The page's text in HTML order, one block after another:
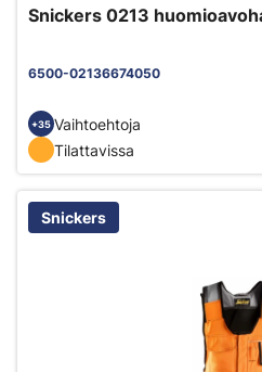
Snickers 0213
6500-02136674050
+35 Vaihtoehtoja
Tilattavissa
Snickers